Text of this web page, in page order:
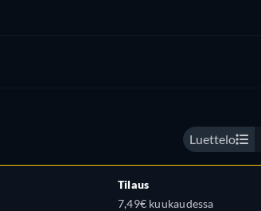
Luettelo
Tilaus
7,49€ kuukaudessa